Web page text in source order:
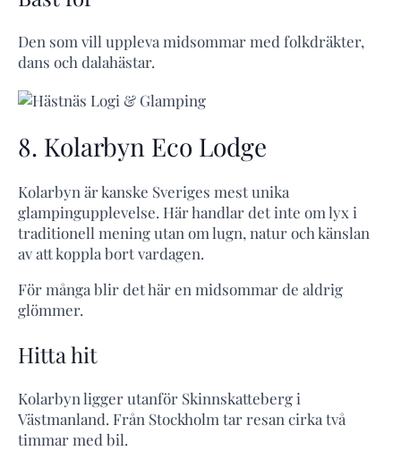
Den som vill uppleva midsommar med folkdräkter,
dans och dalahästar.
8. Kolarbyn Eco Lodge
Kolarbyn är kanske Sveriges mest unika
glampingupplevelse. Här handlar det inte om lyx i
traditionell mening utan om lugn, natur och känslan
av att koppla bort vardagen.
För många blir det här en midsommar de aldrig
glömmer.
Hitta hit
Kolarbyn ligger utanför Skinnskatteberg i
Västmanland. Från Stockholm tar resan cirka två
timmar med bil.